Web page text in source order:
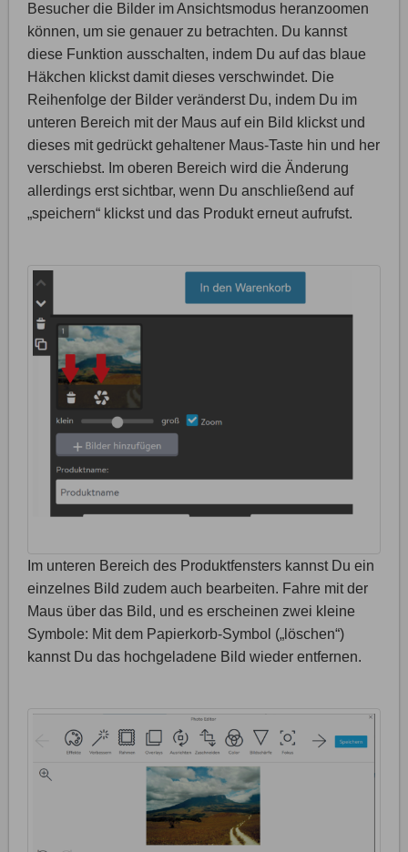
Besucher die Bilder im Ansichtsmodus heranzoomen
können, um sie genauer zu betrachten. Du kannst
diese Funktion ausschalten, indem Du auf das blaue
Häkchen klickst damit dieses verschwindet. Die
Reihenfolge der Bilder veränderst Du, indem Du im
unteren Bereich mit der Maus auf ein Bild klickst und
dieses mit gedrückt gehaltener Maus-Taste hin und her
verschiebst. Im oberen Bereich wird die Änderung
allerdings erst sichtbar, wenn Du anschließend auf
„speichern“ klickst und das Produkt erneut aufrufst.
Im unteren Bereich des Produktfensters kannst Du ein
einzelnes Bild zudem auch bearbeiten. Fahre mit der
Maus über das Bild, und es erscheinen zwei kleine
Symbole: Mit dem Papierkorb-Symbol („löschen“)
kannst Du das hochgeladene Bild wieder entfernen.